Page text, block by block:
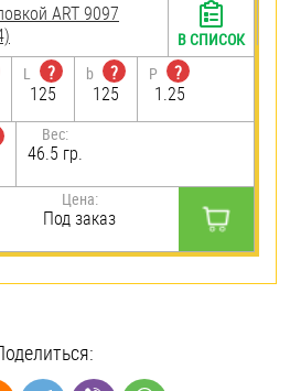
ART 9097
L
?
125
b
?
125
P
?
1.25
Вес:
46.5 гр.
Цена:
Под заказ
В СПИСОК